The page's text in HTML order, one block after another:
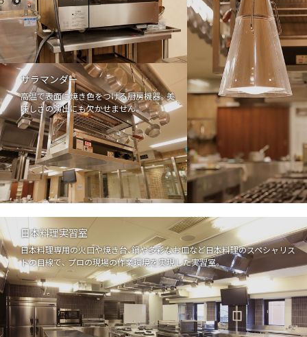
サラマンダー
高温で表面に焼き色をつける厨房機器。美
味しさの演出にも欠かせません。
日本料理実習室
日本料理専用の火口や焼き台、鍋や多彩なお皿など日本料理のスペシャリス
トの目線で、 プロの現場の作業環境を実現した実習室。